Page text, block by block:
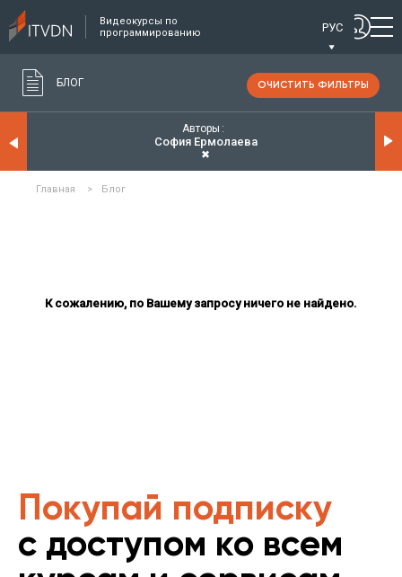
Видеокурсы по
программированию
РУС
БЛОГ ОЧИСТИТЬ ФИЛЬТРЫ
Авторы
София Ермолаева
✖
Главная > Блог
К сожалению, по Вашему запросу ничего не найдено.
Покупай подписку
с доступом ко всем